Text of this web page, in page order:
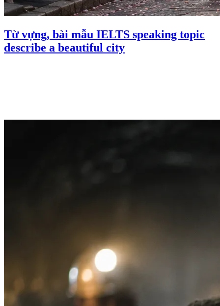
Từ vựng, bài mẫu IELTS speaking topic
describe a beautiful city